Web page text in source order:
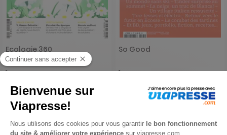
Ecologie 360
1 an
47,40 €
26,01 €
Ajouter au panier
So Good
1 an
25,00 € -16%
Ajouter au panier